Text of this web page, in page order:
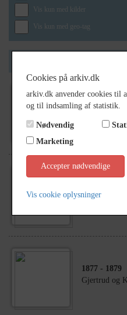
Vis kun med kilder
Vis kun med geo-tag
1890
Andreas
1877 - 1879
Gjertrud og
Cookies på arkiv.dk
arkiv.dk anvender cookies til
og til indsamling af statistik.
Nødvendig
Marketing
Accepter nødvendige
Vis cookie oplysninger